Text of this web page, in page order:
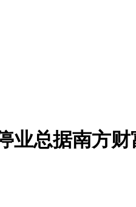
业总据南方